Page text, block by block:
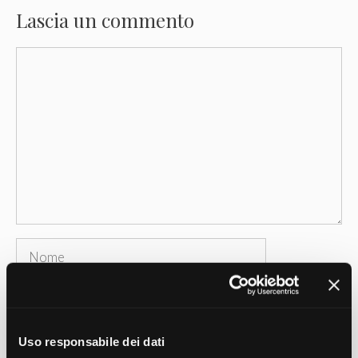
Uso responsabile dei dati
Lascia un commento
Nome
Sito